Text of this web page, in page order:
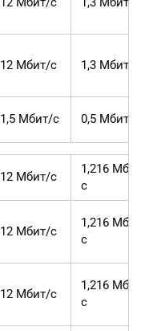
12 Мбит/с 1,3 Мбит/с
1,5 Мбит/с 0,5 Мбит/с
12 Мбит/с
1,216
с
12 Мбит/с
1,216
с
12 Мбит/с
1,216
с